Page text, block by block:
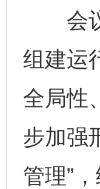
会议
组建运
全局性
步加强
管理”